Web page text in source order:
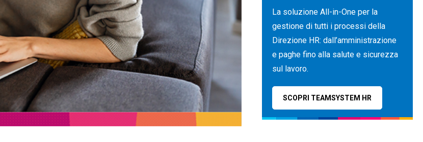
La soluzione All-in-One per la
gestione di tutti i processi della
Direzione HR: dall’amministrazione
e paghe fino alla salute e sicurezza
sul lavoro.
SCOPRI TEAMSYSTEM HR